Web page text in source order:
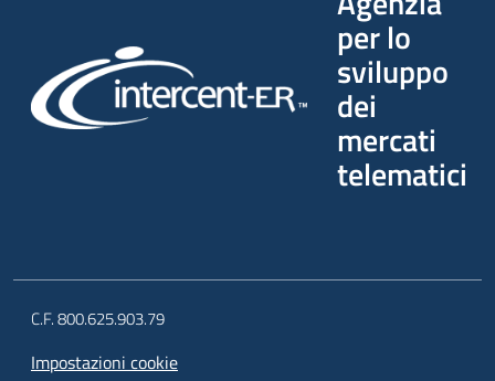
per lo
sviluppo
dei
mercati
telematici
C.F. 800.625.903.79
Impostazioni cookie